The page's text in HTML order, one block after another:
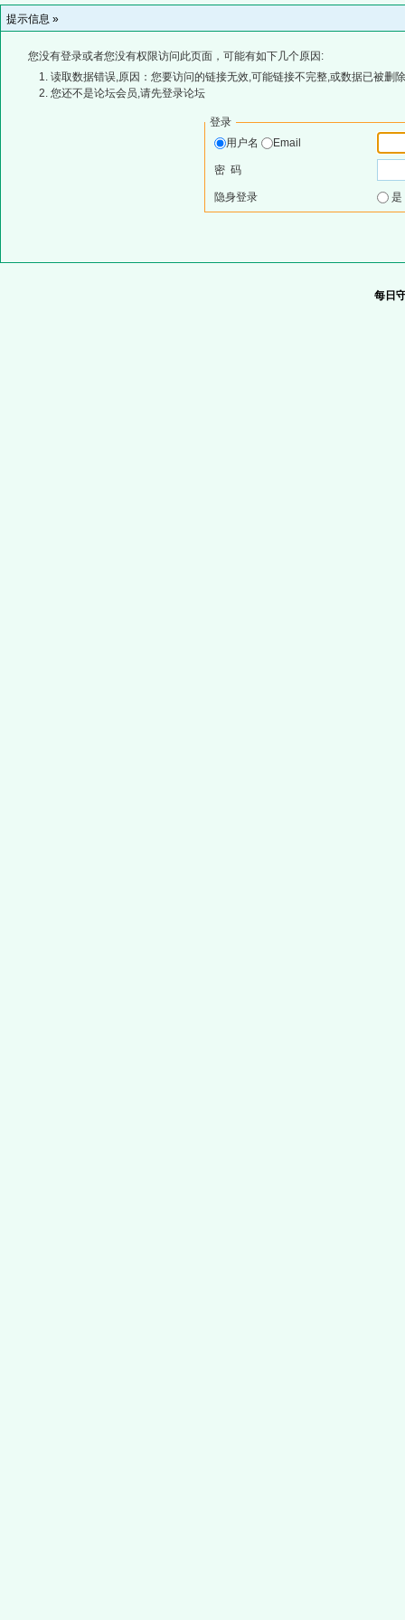
提示信息 »
您没有登录或者您没有权限访问此页面，可能有如下几个原因:
读取数据错误,原因：您要访问的链接无效,可能链接不完整,或数据已被删
您还不是论坛会员,请先登录论坛
登录
用户名
Email
密 码
隐身登录
每日